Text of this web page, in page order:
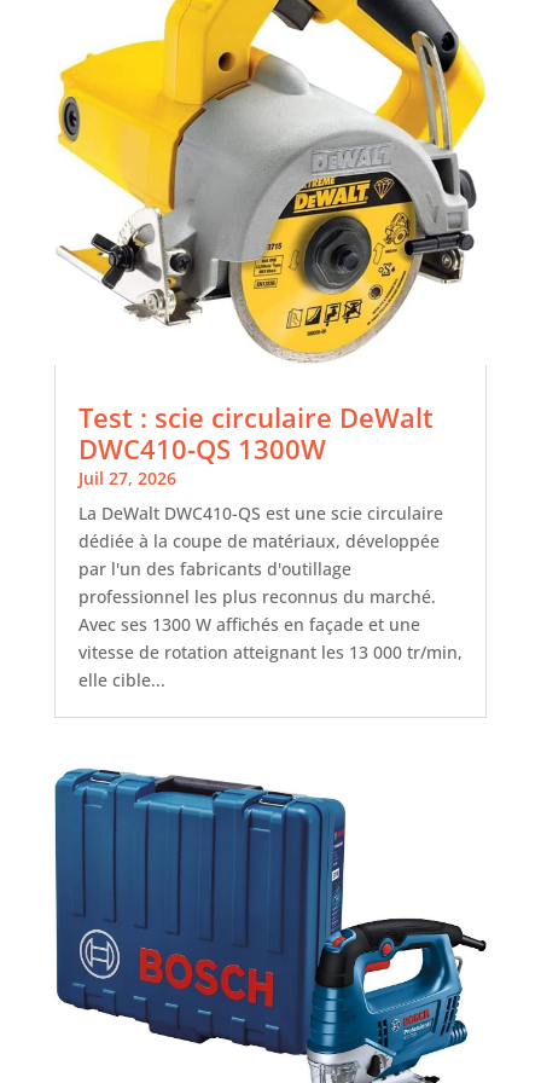
Test : scie circulaire DeWalt
DWC410-QS 1300W
Juil 27, 2026
La DeWalt DWC410-QS est une scie circulaire
dédiée à la coupe de matériaux, développée
par l'un des fabricants d'outillage
professionnel les plus reconnus du marché.
Avec ses 1300 W affichés en façade et une
vitesse de rotation atteignant les 13 000 tr/min,
elle cible...